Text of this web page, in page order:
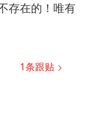
存在的！唯有
1条跟贴